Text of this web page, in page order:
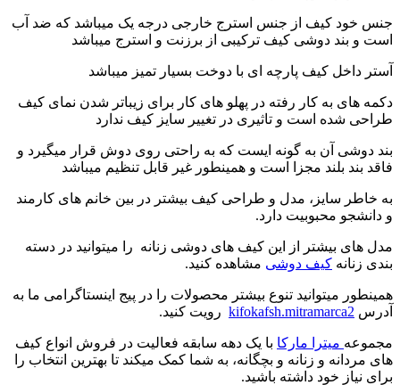
جنس خود کیف از جنس استرج خارجی درجه یک میباشد که ضد آب
است و بند دوشی کیف ترکیبی از برزنت و استرج میباشد
آستر داخل کیف پارچه ای با دوخت بسیار تمیز میباشد
دکمه های به کار رفته در پهلو های کار برای زیباتر شدن نمای کیف
طراحی شده است و تاثیری در تغییر سایز کیف ندارد
بند دوشی آن به گونه ایست که به راحتی روی دوش قرار میگیرد و
فاقد بند بلند مجزا است و همینطور غیر قابل تنظیم میباشد
به خاطر سایز، مدل و طراحی کیف بیشتر در بین خانم های کارمند
و دانشجو محبوبیت دارد.
مدل های بیشتر از این کیف های دوشی زنانه را میتوانید در دسته
بندی زنانه کیف دوشی مشاهده کنید.
همینطور میتوانید تنوع بیشتر محصولات را در پیج اینستاگرامی ما به
آدرس kifokafsh.mitramarca2 رویت کنید.
مجموعه میترا مارکا با یک دهه سابقه فعالیت در فروش انواع کیف
های مردانه و زنانه و بچگانه، به شما کمک میکند تا بهترین انتخاب را
برای نیاز خود داشته باشید.